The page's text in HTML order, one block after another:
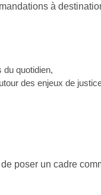
à
du quotidien,
des enjeux de
poser un cadre